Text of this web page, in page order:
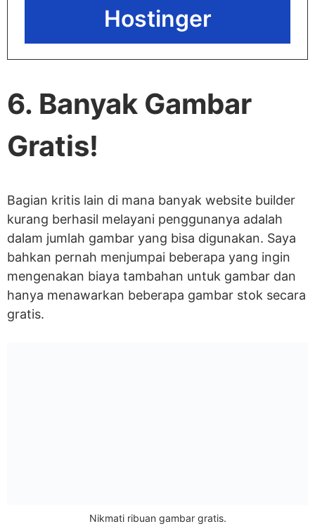
Hostinger
6. Banyak Gambar
Gratis!
Bagian kritis lain di mana banyak website builder
kurang berhasil melayani penggunanya adalah
dalam jumlah gambar yang bisa digunakan. Saya
bahkan pernah menjumpai beberapa yang ingin
mengenakan biaya tambahan untuk gambar dan
hanya menawarkan beberapa gambar stok secara
gratis.
Nikmati ribuan gambar gratis.